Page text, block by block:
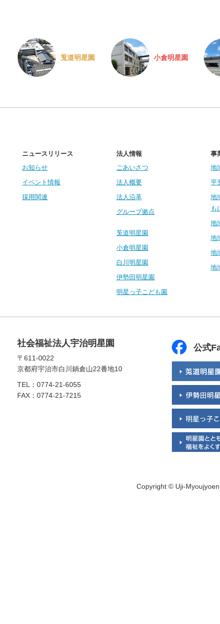
莵道明星園 小倉明星園
ニュースリリース
お知らせ
イベント情報
採用関連
法人情報
ごあいさつ
法人概要
法人沿革
グループ拠点
莵道明星園
小倉明星園
白川明星園
伊勢田明星園
明星っ子こども園
事
地
平
地
も
地
地
地
地
社会福祉法人宇治明星園
〒611-0022
京都府宇治市白川鍋倉山22番地10
TEL：0774-21-6055
FAX：0774-21-7215
公式
Copyright © Uji-